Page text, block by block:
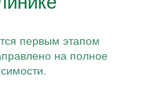
первым этапом
на полное